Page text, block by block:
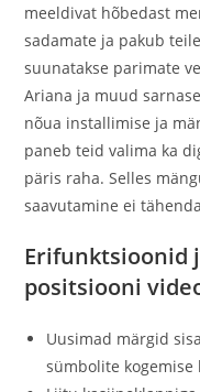
meeldivat hõbedast
sadamate ja pakub
suunatakse parimate
Ariana ja muud
nõua installimise ja
paneb teid valima ka
päris raha. Selles
saavutamine ei
Erifunktsioonid
positsiooni
Uusimad märgid
sümbolite kogemise